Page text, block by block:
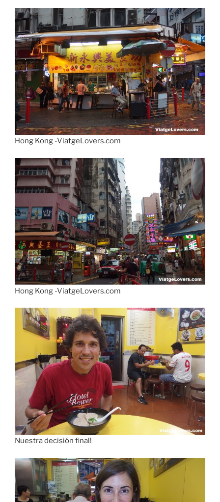
Hong Kong -ViatgeLovers.com
Hong Kong -ViatgeLovers.com
Nuestra decisión final!